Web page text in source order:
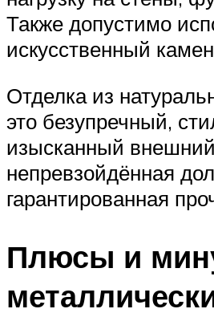
Также допустимо
искусственный
Отделка из
это безупречный,
изысканный
непревзойдённая
гарантированная
Плюсы и